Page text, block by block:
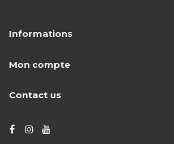
Informations
Mon compte
Contact us